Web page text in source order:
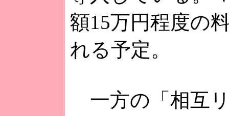
額15万円程度の
れる予定。
一方の「相互